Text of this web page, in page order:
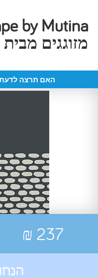
מזוגגים מבית Raw Edges
האם תרצה
237 ₪